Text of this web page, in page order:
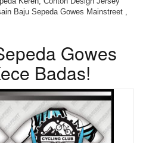
Baju Sepeda Gowes Mainstreet ,
Gowes
Badas!